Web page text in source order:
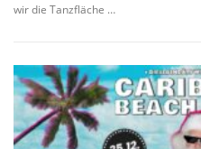
wir die Tanzfläche …